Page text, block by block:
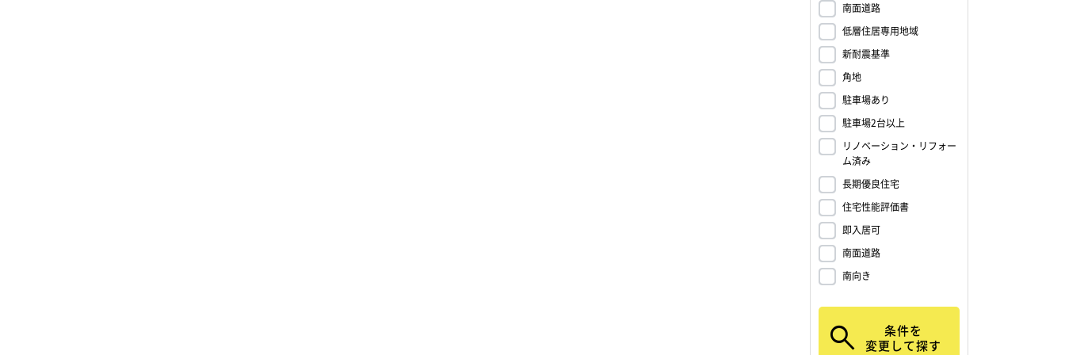
南面道路
低層住居専用地域
新耐震基準
角地
駐車場あり
駐車場2台以上
リノベーション・リフォー
ム済み
長期優良住宅
住宅性能評価書
即入居可
南面道路
南向き
条件を
変更して探す